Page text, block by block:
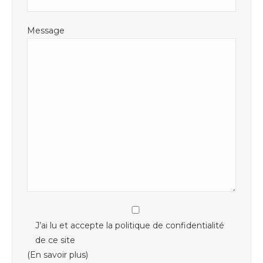
Message
J’ai lu et accepte la politique de confidentialité
de ce site
(En savoir plus)